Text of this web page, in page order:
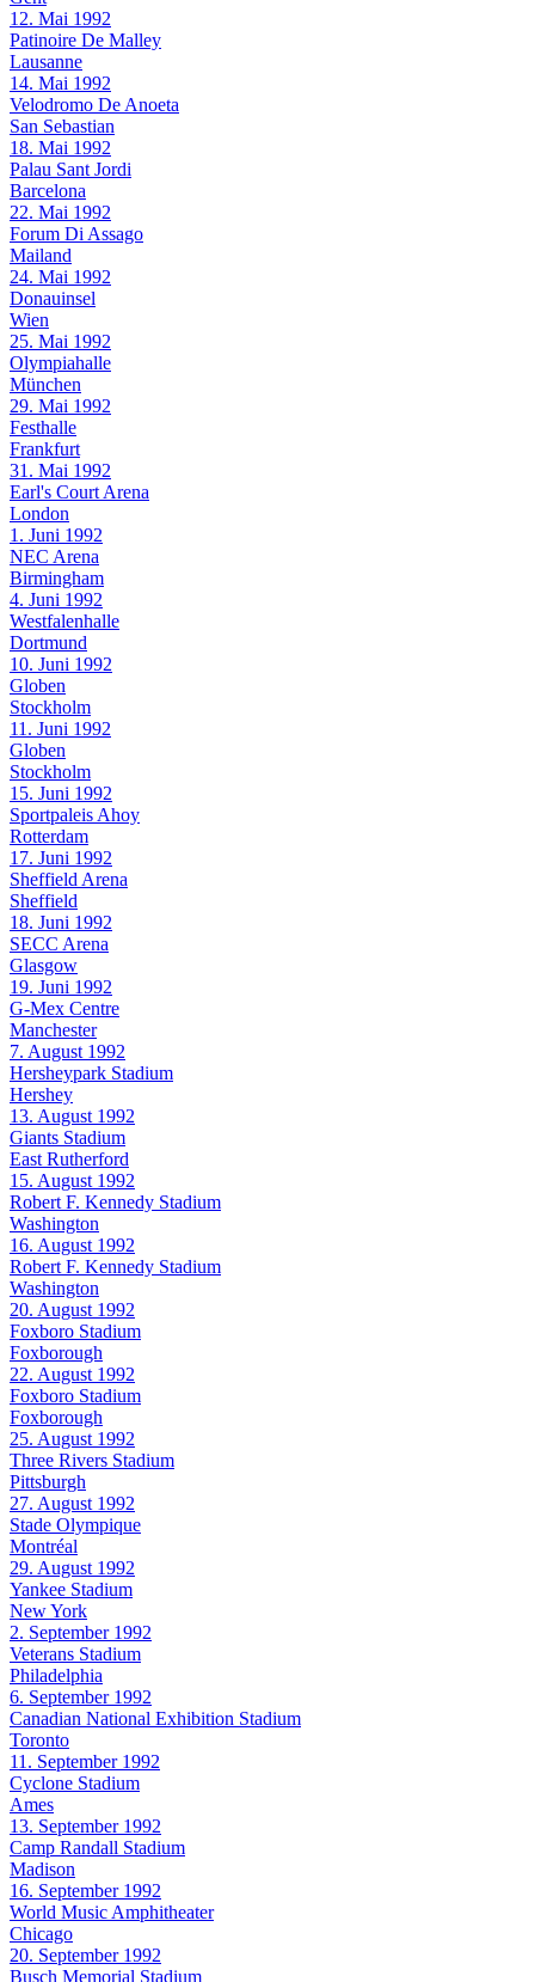
12. Mai 1992
Patinoire De Malley
Lausanne
14. Mai 1992
Velodromo De Anoeta
San Sebastian
18. Mai 1992
Palau Sant Jordi
Barcelona
22. Mai 1992
Forum Di Assago
Mailand
24. Mai 1992
Donauinsel
Wien
25. Mai 1992
Olympiahalle
München
29. Mai 1992
Festhalle
Frankfurt
31. Mai 1992
Earl's Court Arena
London
1. Juni 1992
NEC Arena
Birmingham
4. Juni 1992
Westfalenhalle
Dortmund
10. Juni 1992
Globen
Stockholm
11. Juni 1992
Globen
Stockholm
15. Juni 1992
Sportpaleis Ahoy
Rotterdam
17. Juni 1992
Sheffield Arena
Sheffield
18. Juni 1992
SECC Arena
Glasgow
19. Juni 1992
G-Mex Centre
Manchester
7. August 1992
Hersheypark Stadium
Hershey
13. August 1992
Giants Stadium
East Rutherford
15. August 1992
Robert F. Kennedy Stadium
Washington
16. August 1992
Robert F. Kennedy Stadium
Washington
20. August 1992
Foxboro Stadium
Foxborough
22. August 1992
Foxboro Stadium
Foxborough
25. August 1992
Three Rivers Stadium
Pittsburgh
27. August 1992
Stade Olympique
Montréal
29. August 1992
Yankee Stadium
New York
2. September 1992
Veterans Stadium
Philadelphia
6. September 1992
Canadian National Exhibition Stadium
Toronto
11. September 1992
Cyclone Stadium
Ames
13. September 1992
Camp Randall Stadium
Madison
16. September 1992
World Music Amphitheater
Chicago
20. September 1992
Busch Memorial Stadium